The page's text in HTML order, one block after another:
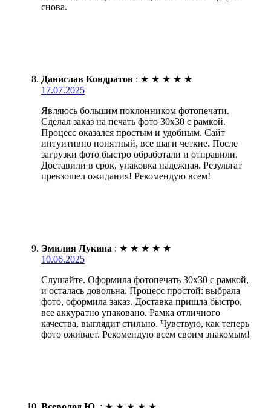
снова.
Данислав Кондратов : ★ ★ ★ ★ ★
17.07.2025
Являюсь большим поклонником фотопечати.
Сделал заказ на печать фото 30х30 с рамкой.
Процесс оказался простым и удобным. Сайт
интуитивно понятный, все шаги четкие. После
загрузки фото быстро обработали и отправили.
Доставили в срок, упаковка надежная. Результат
превзошел ожидания! Рекомендую всем!
Эмилия Лукина : ★ ★ ★ ★ ★
10.06.2025
Слушайте. Оформила фотопечать 30х30 с рамкой,
и осталась довольна. Процесс простой: выбрала
фото, оформила заказ. Доставка пришла быстро,
все аккуратно упаковано. Рамка отличного
качества, выглядит стильно. Чувствую, как теперь
фото оживает. Рекомендую всем своим знакомым!